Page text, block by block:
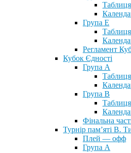
Таблиця
Група Е
Таблиця
Регламент
Кубок Єдності
Група А
Таблиця
Група В
Таблиця
Фінальна
Турнір пам’яті В.
Плей — офф
Група А